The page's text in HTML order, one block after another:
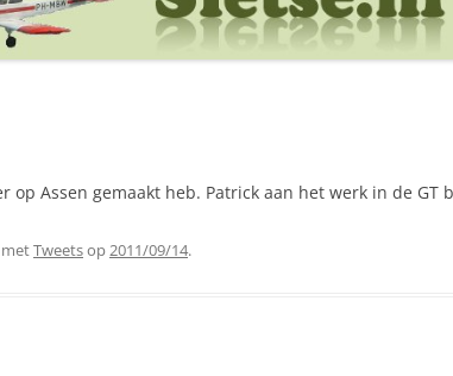
op Assen gemaakt heb. Patrick aan het werk in de GT
Tweetsop2011/09/14.